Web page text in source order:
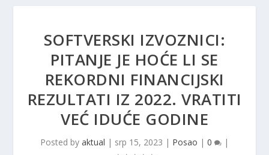
SOFTVERSKI IZVOZNICI:
PITANJE JE HOĆE LI SE
REKORDNI FINANCIJSKI
REZULTATI IZ 2022. VRATITI
VEĆ IDUĆE GODINE
Posted by aktual | srp 15, 2023 | Posao | 0 |